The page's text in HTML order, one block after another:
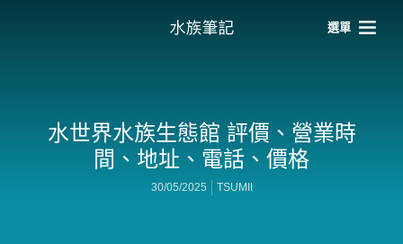
選單
水世界水族生態館 評價、營業時
間、地址、電話、價格
30/05/2025 TSUMII